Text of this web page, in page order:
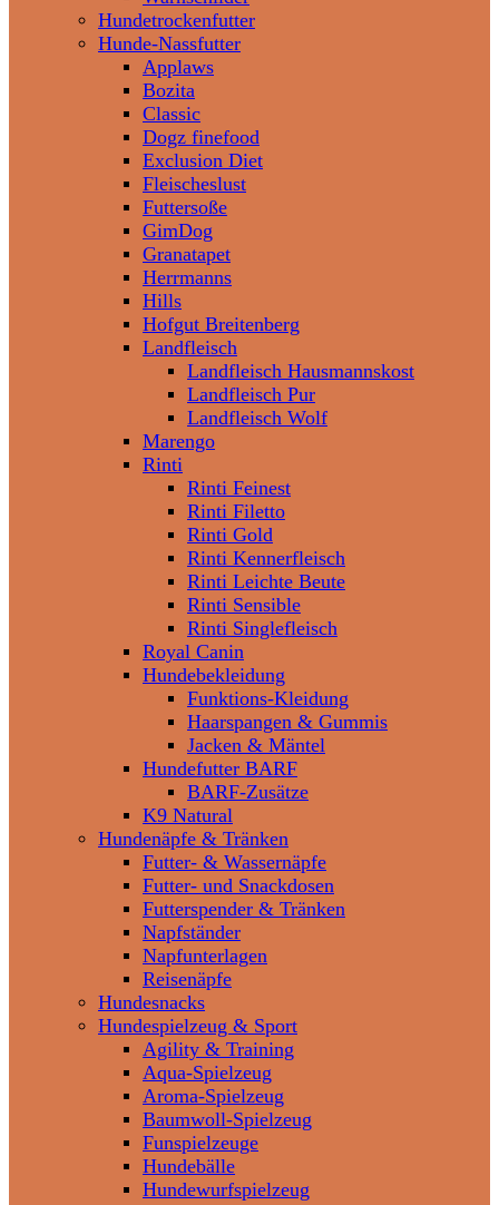
Hundetrockenfutter
Hunde-Nassfutter
Applaws
Bozita
Classic
Dogz finefood
Exclusion Diet
Fleischeslust
Futtersoße
GimDog
Granatapet
Herrmanns
Hills
Hofgut Breitenberg
Landfleisch
Landfleisch Hausmannskost
Landfleisch Pur
Landfleisch Wolf
Marengo
Rinti
Rinti Feinest
Rinti Filetto
Rinti Gold
Rinti Kennerfleisch
Rinti Leichte Beute
Rinti Sensible
Rinti Singlefleisch
Royal Canin
Hundebekleidung
Funktions-Kleidung
Haarspangen & Gummis
Jacken & Mäntel
Hundefutter BARF
BARF-Zusätze
K9 Natural
Hundenäpfe & Tränken
Futter- & Wassernäpfe
Futter- und Snackdosen
Futterspender & Tränken
Napfständer
Napfunterlagen
Reisenäpfe
Hundesnacks
Hundespielzeug & Sport
Agility & Training
Aqua-Spielzeug
Aroma-Spielzeug
Baumwoll-Spielzeug
Funspielzeuge
Hundebälle
Hundewurfspielzeug